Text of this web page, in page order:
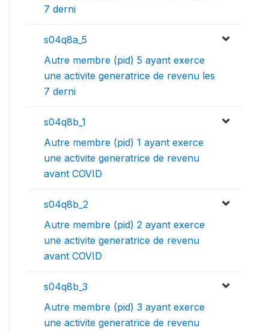
7 derni
s04q8a_5
Autre membre (pid) 5 ayant exerce
une activite generatrice de revenu les
7 derni
s04q8b_1
Autre membre (pid) 1 ayant exerce
une activite generatrice de revenu
avant COVID
s04q8b_2
Autre membre (pid) 2 ayant exerce
une activite generatrice de revenu
avant COVID
s04q8b_3
Autre membre (pid) 3 ayant exerce
une activite generatrice de revenu